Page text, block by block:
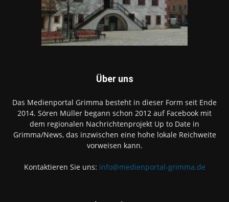
Über uns
Das Medienportal Grimma besteht in dieser Form seit Ende
2014. Sören Müller begann schon 2012 auf Facebook mit
dem regionalen Nachrichtenprojekt Up to Date in
Grimma/News, das inzwischen eine hohe lokale Reichweite
vorweisen kann.
Kontaktieren Sie uns: info@medienportal-grimma.de